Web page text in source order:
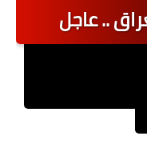
العام
والاجور اليومية
.. عاجل